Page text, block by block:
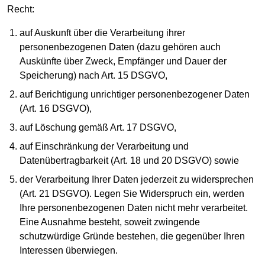
Recht:
auf Auskunft über die Verarbeitung ihrer
personenbezogenen Daten (dazu gehören auch
Auskünfte über Zweck, Empfänger und Dauer der
Speicherung) nach Art. 15 DSGVO,
auf Berichtigung unrichtiger personenbezogener Daten
(Art. 16 DSGVO),
auf Löschung gemäß Art. 17 DSGVO,
auf Einschränkung der Verarbeitung und
Datenübertragbarkeit (Art. 18 und 20 DSGVO) sowie
der Verarbeitung Ihrer Daten jederzeit zu widersprechen
(Art. 21 DSGVO). Legen Sie Widerspruch ein, werden
Ihre personenbezogenen Daten nicht mehr verarbeitet.
Eine Ausnahme besteht, soweit zwingende
schutzwürdige Gründe bestehen, die gegenüber Ihren
Interessen überwiegen.